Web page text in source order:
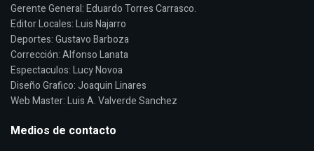
Gerente General: Eduardo Torres Carrasco.
Editor Locales: Luis Najarro
Deportes: Gustavo Barboza
Corrección: Alfonso Lanata
Espectaculos: Lucy Novoa
Diseño Grafico: Joaquin Linares
Web Master: Luis A. Valverde Sanchez
Medios de contacto